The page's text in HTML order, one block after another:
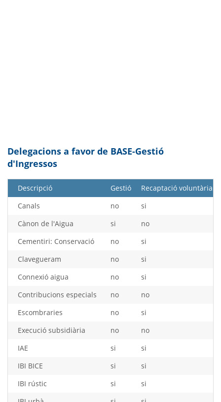
Delegacions a favor de BASE-Gestió
d'Ingressos
Descripció Gestió
Recaptació voluntària
Canals
no
si
Cànon de l'Aigua
si
no
Cementiri: Conservació
no
si
Clavegueram
no
si
Connexió aigua
no
si
Contribucions especials
no
no
Escombraries
no
si
Execució subsidiària
no
no
IAE
si
si
IBI BICE
si
si
IBI rústic
si
si